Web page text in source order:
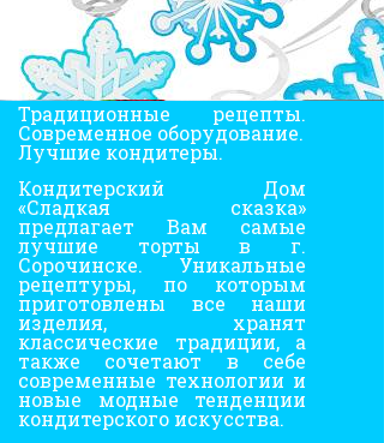
Мыгордимся
нашимопытом
Традиционные рецепты.
Современное оборудование.
Лучшие кондитеры.
Кондитерский Дом
«Сладкая сказка»
предлагает Вам самые
лучшие торты в г.
Сорочинске. Уникальные
рецептуры, по которым
приготовлены все наши
изделия, хранят
классические традиции, а
также сочетают в себе
современные технологии и
новые модные тенденции
кондитерского искусства.